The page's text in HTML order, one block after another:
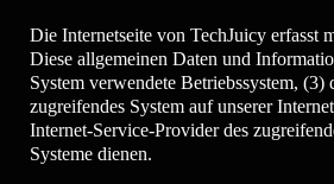
Die Internetseite von TechJuicy erfasst
Diese allgemeinen Daten und
System verwendete Betriebssystem,
zugreifendes System auf unserer
Internet-Service-Provider des
Systeme dienen.